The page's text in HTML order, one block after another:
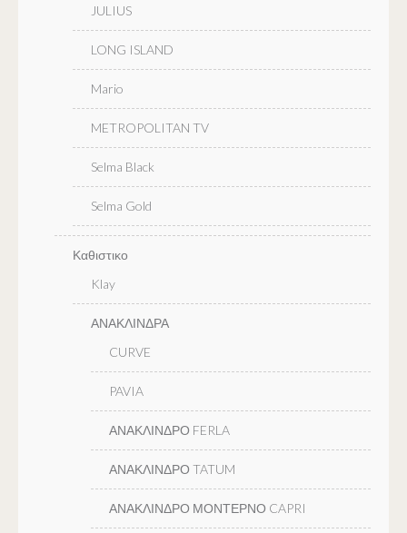
JULIUS
LONG ISLAND
Mario
METROPOLITAN TV
Selma Black
Selma Gold
Καθιστικο
Klay
ΑΝΑΚΛΙΝΔΡΑ
CURVE
PAVIA
ΑΝΑΚΛΙΝΔΡΟ FERLA
ΑΝΑΚΛΙΝΔΡΟ TATUM
ΑΝΑΚΛΙΝΔΡΟ ΜΟΝΤΕΡΝΟ CAPRI